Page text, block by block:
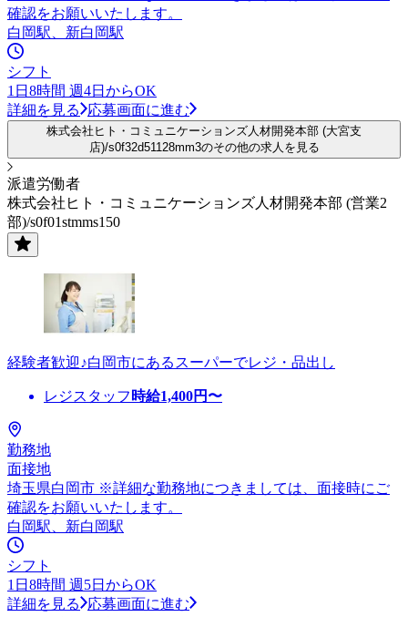
確認をお願いいたします。
白岡駅、新白岡駅
シフト
1日8時間 週4日からOK
詳細を見る
応募画面に進む
株式会社ヒト・コミュニケーションズ人材開発本部 (大宮支
店)/s0f32d51128mm3のその他の求人を見る
派遣労働者
株式会社ヒト・コミュニケーションズ人材開発本部 (営業2
部)/s0f01stmms150
経験者歓迎♪白岡市にあるスーパーでレジ・品出し
レジスタッフ 時給1,400円〜
勤務地
面接地
埼玉県白岡市 ※詳細な勤務地につきましては、面接時にご
確認をお願いいたします。
白岡駅、新白岡駅
シフト
1日8時間 週5日からOK
詳細を見る
応募画面に進む